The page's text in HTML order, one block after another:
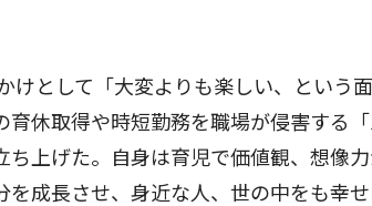
として「大変よりも楽しい、という
休取得や時短勤務を職場が侵害する
上げた。自身は育児で価値観、想像
を成長させ、身近な人、世の中をも幸